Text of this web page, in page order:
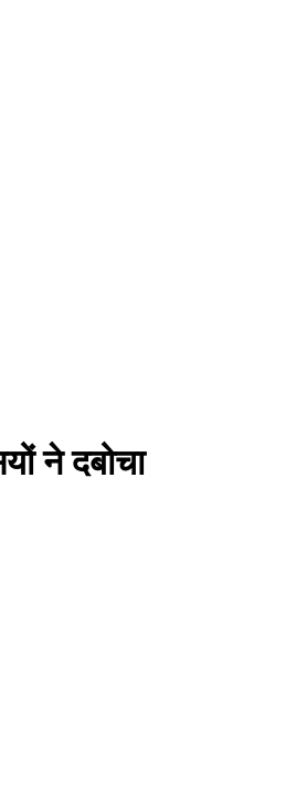
ने दबोचा